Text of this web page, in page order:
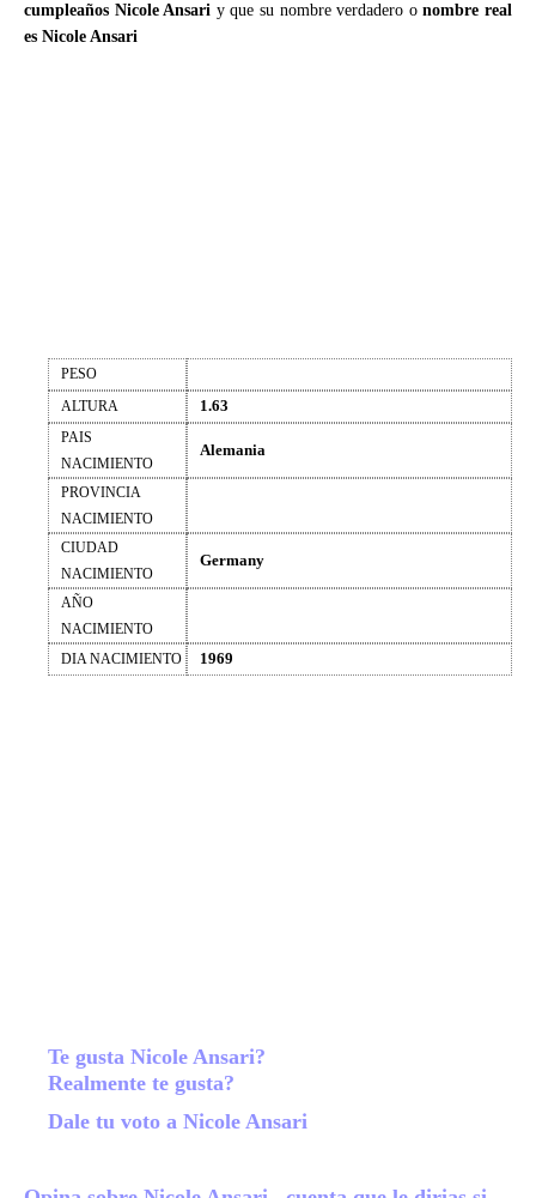
cumpleaños Nicole Ansari y que su nombre verdadero onombre real
es Nicole Ansari
PESO
ALTURA
1.63
PAIS
NACIMIENTO
Alemania
PROVINCIA
NACIMIENTO
CIUDAD
NACIMIENTO
Germany
AÑO
NACIMIENTO
DIA NACIMIENTO
1969
Te gusta Nicole Ansari?
Realmente te gusta?
Dale tu voto a Nicole Ansari